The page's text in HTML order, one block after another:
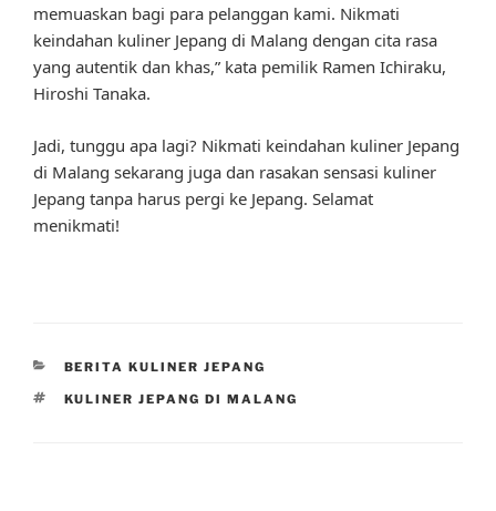
memuaskan bagi para pelanggan kami. Nikmati
keindahan kuliner Jepang di Malang dengan cita rasa
yang autentik dan khas,” kata pemilik Ramen Ichiraku,
Hiroshi Tanaka.
Jadi, tunggu apa lagi? Nikmati keindahan kuliner Jepang
di Malang sekarang juga dan rasakan sensasi kuliner
Jepang tanpa harus pergi ke Jepang. Selamat
menikmati!
CATEGORIES
BERITA KULINER JEPANG
TAGS
KULINER JEPANG DI MALANG